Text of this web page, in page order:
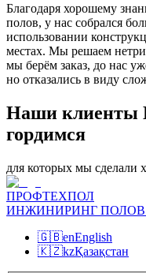
Благодаря хорошему
полов, у нас собрался
использовании
местах. Мы решаем
мы берём заказ, до нас
но отказались в виду
Наши клиенты
гордимся
для которых мы сделали
ПРОФТЕХПОЛ
ИНЖИНИРИНГ
🇬🇧enEnglish
🇰🇿kzҚазақстан